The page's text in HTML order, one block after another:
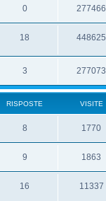
0 277466
18 448625
3 277073
RISPOSTE VISITE
8 1770
9 1863
16 11337